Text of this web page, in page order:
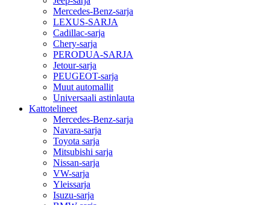
Mercedes-Benz-sarja
LEXUS-SARJA
Cadillac-sarja
Chery-sarja
PERODUA-SARJA
Jetour-sarja
PEUGEOT-sarja
Muut automallit
Universaali astinlauta
Kattotelineet
Mercedes-Benz-sarja
Navara-sarja
Toyota sarja
Mitsubishi sarja
Nissan-sarja
VW-sarja
Yleissarja
Isuzu-sarja